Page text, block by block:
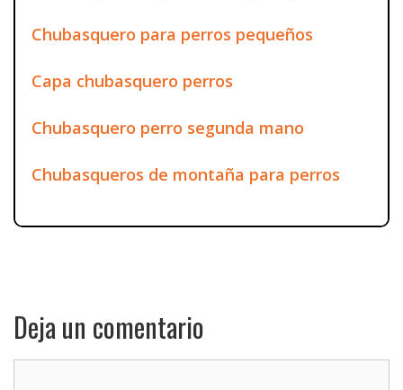
Chubasquero para perros pequeños
Capa chubasquero perros
Chubasquero perro segunda mano
Chubasqueros de montaña para perros
Deja un comentario